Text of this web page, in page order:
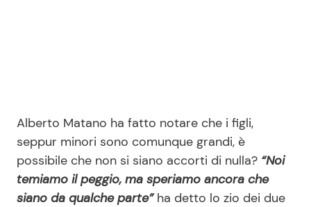
Alberto Matano ha fatto notare che i figli,
seppur minori sono comunque grandi, è
possibile che non si siano accorti di nulla? “Noi
temiamo il peggio, ma speriamo ancora che
siano da qualche parte”ha detto lo zio dei due